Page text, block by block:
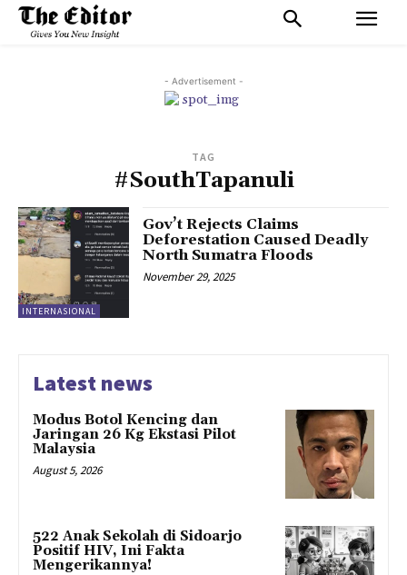
- Advertisement -
TAG
#SouthTapanuli
INTERNASIONAL
Gov’t Rejects Claims
Deforestation Caused Deadly
North Sumatra Floods
November 29, 2025
Latest news
Modus Botol Kencing dan
Jaringan 26 Kg Ekstasi Pilot
Malaysia
August 5, 2026
522 Anak Sekolah di Sidoarjo
Positif HIV, Ini Fakta
Mengerikannya!